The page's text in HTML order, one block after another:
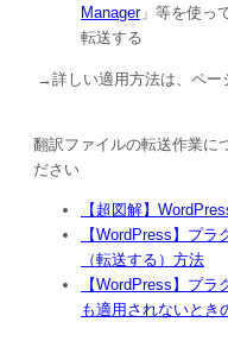
Manager」等を使っ
転送する
→詳しい適用方法は、ペー
翻訳ファイルの転送作業に
ださい
【超図解】
【WordPress】プ
（転送する）方法
【WordPress】プ
も適用されないとき